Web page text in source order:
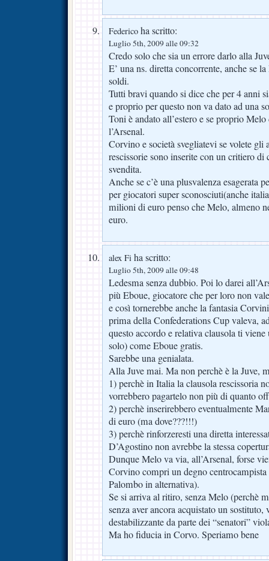
Federico ha scritto:
Luglio 5th, 2009 alle 09:32
Credo solo che sia un errore darlo alla
E’ una ns. diretta concorrente, anche se
soldi.
Tutti bravi quando si dice che per 4 anni
e proprio per questo non va dato ad una
Toni è andato all’estero e se proprio
l’Arsenal.
Corvino e società svegliatevi se volete gli
rescissorie sono inserite con un critiero
svendita.
Anche se c’è una plusvalenza esagerata
per giocatori super sconosciuti(anche
milioni di euro penso che Melo, almeno
euro.
alex Fi ha scritto:
Luglio 5th, 2009 alle 09:48
Ledesma senza dubbio. Poi lo darei
più Eboue, giocatore che per loro non
e così tornerebbe anche la fantasia
prima della Confederations Cup valeva,
questo accordo e relativa clausola ti
solo) come Eboue gratis.
Sarebbe una genialata.
Alla Juve mai. Ma non perchè è la Juve,
1) perchè in Italia la clausola rescissoria
vorrebbero pagartelo non più di quanto
2) perchè inserirebbero eventualmente
di euro (ma dove???!!!)
3) perchè rinforzeresti una diretta
D’Agostino non avrebbe la stessa
Dunque Melo va via, all’Arsenal, forse
Corvino compri un degno
Palombo in alternativa).
Se si arriva al ritiro, senza Melo (perchè
senza aver ancora acquistato un
destabilizzante da parte dei “senatori”
Ma ho fiducia in Corvo. Speriamo bene